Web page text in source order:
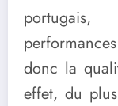
donc la
effet, du